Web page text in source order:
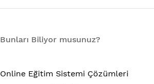
Bunları Biliyor musunuz?
Online Eğitim Sistemi Çözümleri